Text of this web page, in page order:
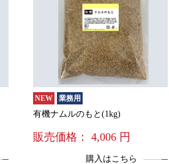
NEW 業務用
有機ナムルのもと(1kg)
販売価格： 4,006 円
購入はこちら